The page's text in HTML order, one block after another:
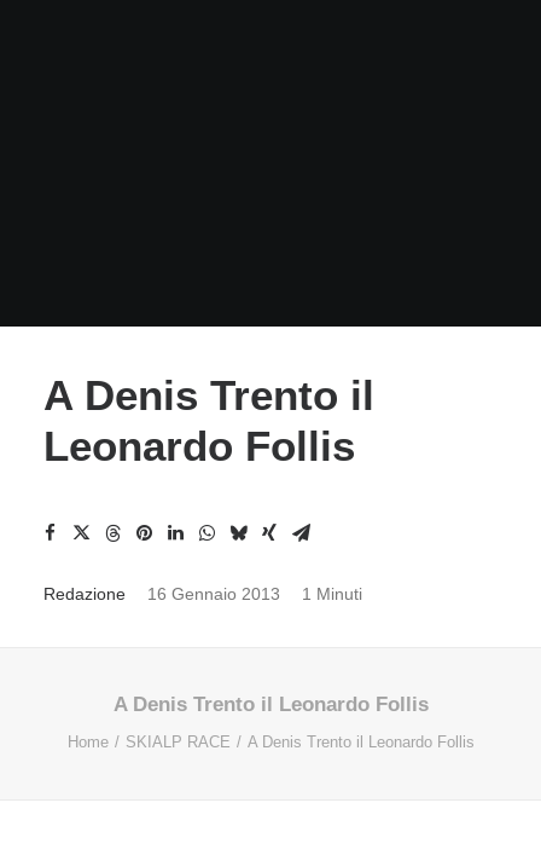
A Denis Trento il
Leonardo Follis
Redazione 16 Gennaio 2013 1 Minuti
A Denis Trento il Leonardo Follis
Home SKIALP RACE A Denis Trento il Leonardo Follis